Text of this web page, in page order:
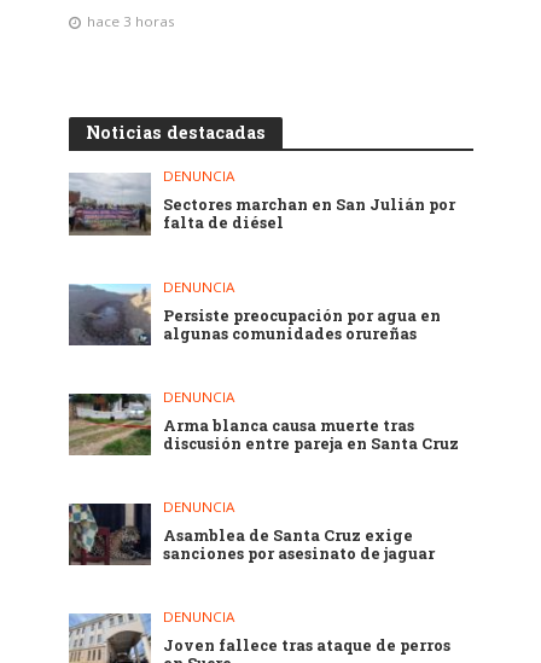
hace 3 horas
Noticias destacadas
DENUNCIA
Sectores marchan en San Julián por
falta de diésel
DENUNCIA
Persiste preocupación por agua en
algunas comunidades orureñas
DENUNCIA
Arma blanca causa muerte tras
discusión entre pareja en Santa Cruz
DENUNCIA
Asamblea de Santa Cruz exige
sanciones por asesinato de jaguar
DENUNCIA
Joven fallece tras ataque de perros